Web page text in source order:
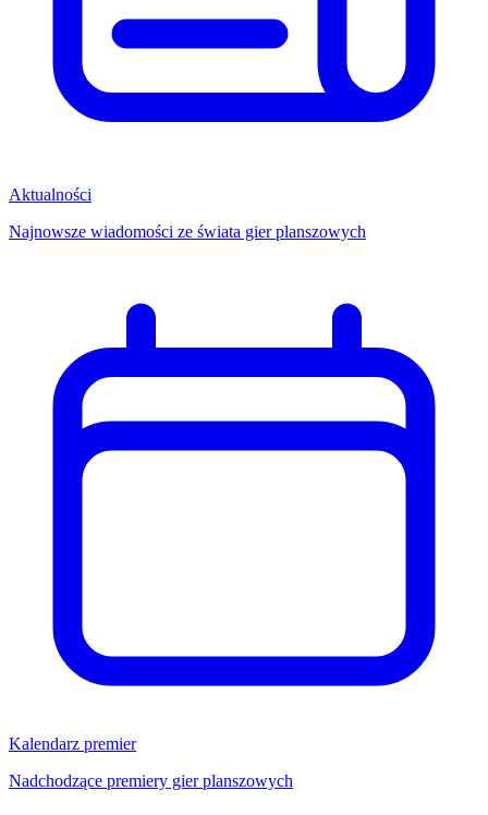
Aktualności
Najnowsze wiadomości ze świata gier planszowych
Kalendarz premier
Nadchodzące premiery gier planszowych